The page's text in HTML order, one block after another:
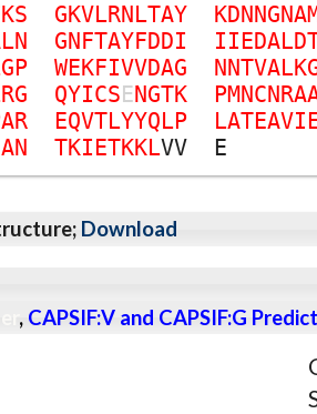
KS GKVLRNLTAY KDNNGNA
LN GNFTAYFDDI IIEDALD
GP WEKFIVVDAG NNTVALK
RG QYICSENGTK PMNCNRA
AR EQVTLYYQLP LATEAVI
AN TKIETKKLVV E
Download
, CAPSIF:V and CAPSIF:G